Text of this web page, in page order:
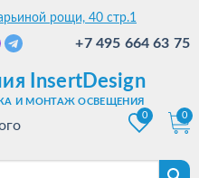
рощи, 40 стр.1
+7 495 664 63 75
InsertDesign
И МОНТАЖ ОСВЕЩЕНИЯ
0
0